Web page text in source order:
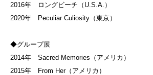
2016年 ロングビーチ（U.S.A.）
2020年 Peculiar Culiosity（東京）
◆グループ展
2014年 Sacred Memories（アメリカ）
2015年 From Her（アメリカ）